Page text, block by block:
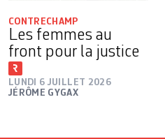
CONTRECHAMP
Les femmes au
front pour la justice
LUNDI 6 JUILLET 2026
JÉRÔME GYGAX